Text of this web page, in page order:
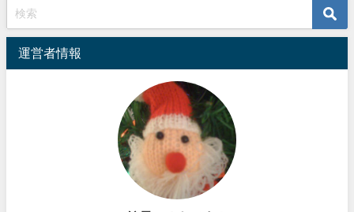
運営者情報